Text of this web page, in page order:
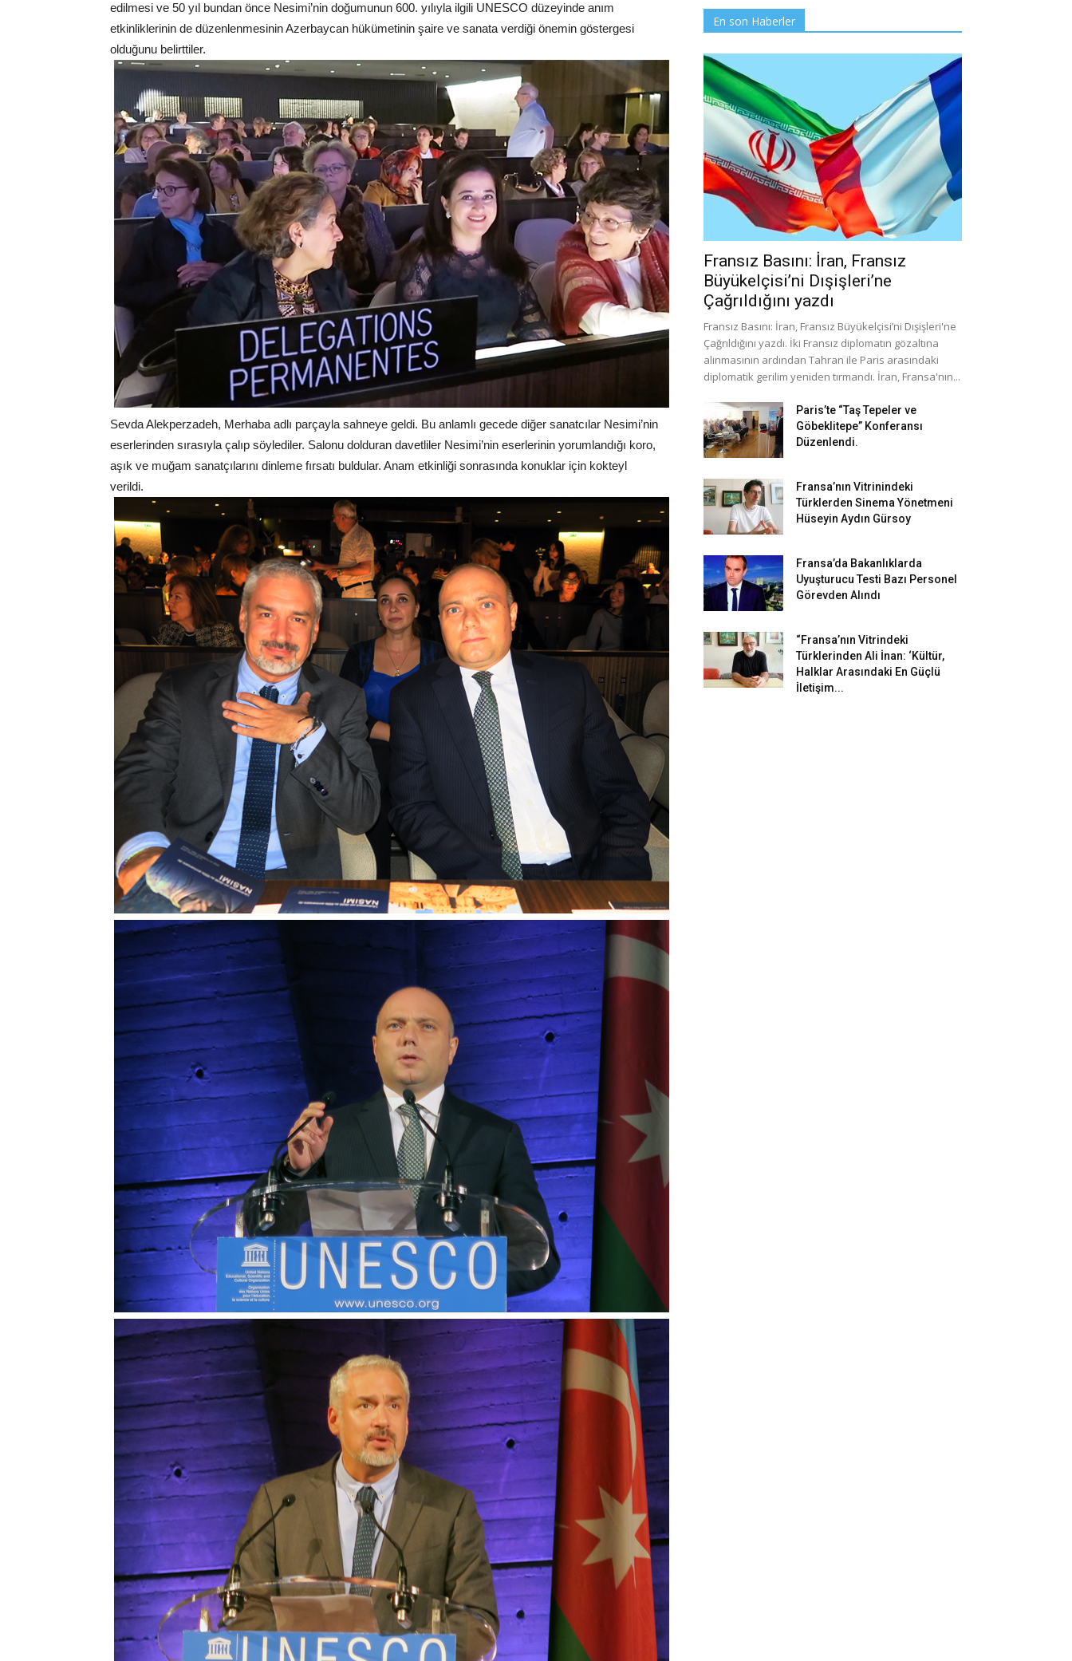
edilmesi ve 50 yıl bundan önce Nesimi’nin doğumunun 600. yılıyla ilgili UNESCO düzeyinde anım
etkinliklerinin de düzenlenmesinin Azerbaycan hükümetinin şaire ve sanata verdiği önemin göstergesi
olduğunu belirttiler.
Sevda Alekperzadeh, Merhaba adlı parçayla sahneye geldi. Bu anlamlı gecede diğer sanatcılar Nesimi’nin
eserlerinden sırasıyla çalıp söylediler. Salonu dolduran davetliler Nesimi’nin eserlerinin yorumlandığı koro,
aşık ve muğam sanatçılarını dinleme fırsatı buldular. Anam etkinliği sonrasında konuklar için kokteyl
verildi.
En son Haberler
Fransız Basını: İran, Fransız
Büyükelçisi’ni Dışişleri’ne
Çağrıldığını yazdı
Fransız Basını: İran, Fransız Büyükelçisi’ni Dışişleri'ne
Çağrıldığını yazdı. İki Fransız diplomatın gözaltına
alınmasının ardından Tahran ile Paris arasındaki
diplomatik gerilim yeniden tırmandı. İran, Fransa'nın...
Paris’te “Taş Tepeler ve
Göbeklitepe” Konferansı
Düzenlendi.
Fransa’nın Vitrinindeki
Türklerden Sinema Yönetmeni
Hüseyin Aydın Gürsoy
Fransa’da Bakanlıklarda
Uyuşturucu Testi Bazı Personel
Görevden Alındı
“Fransa’nın Vitrindeki
Türklerinden Ali İnan: ‘Kültür,
Halklar Arasındaki En Güçlü
İletişim...